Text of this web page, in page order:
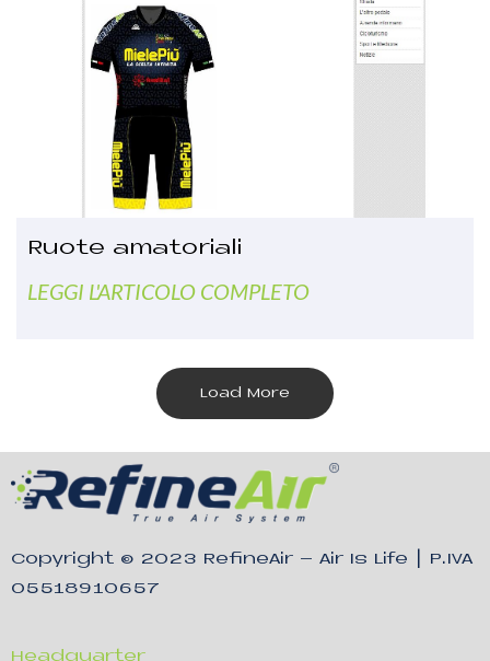
Ruote amatoriali
LEGGI L'ARTICOLO COMPLETO
Load More
Copyright © 2023 RefineAir – Air Is Life | P.IVA
05518910657
Headquarter